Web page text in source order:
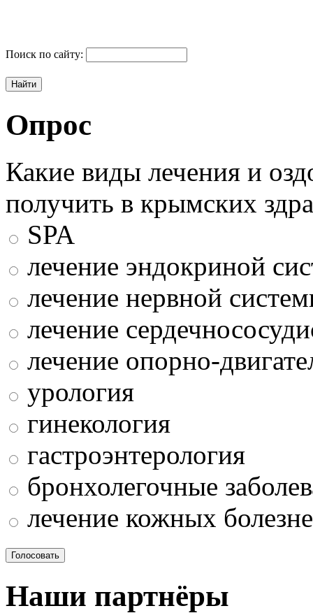
Поиск по сайту:
Опрос
Какие виды лечения и
получить в крымских
SPA
лечение эндокриной
лечение нервной
лечение
лечение опорно-
урология
гинекология
гастроэнтерология
бронхолегочные
лечение кожных
Наши партнёры